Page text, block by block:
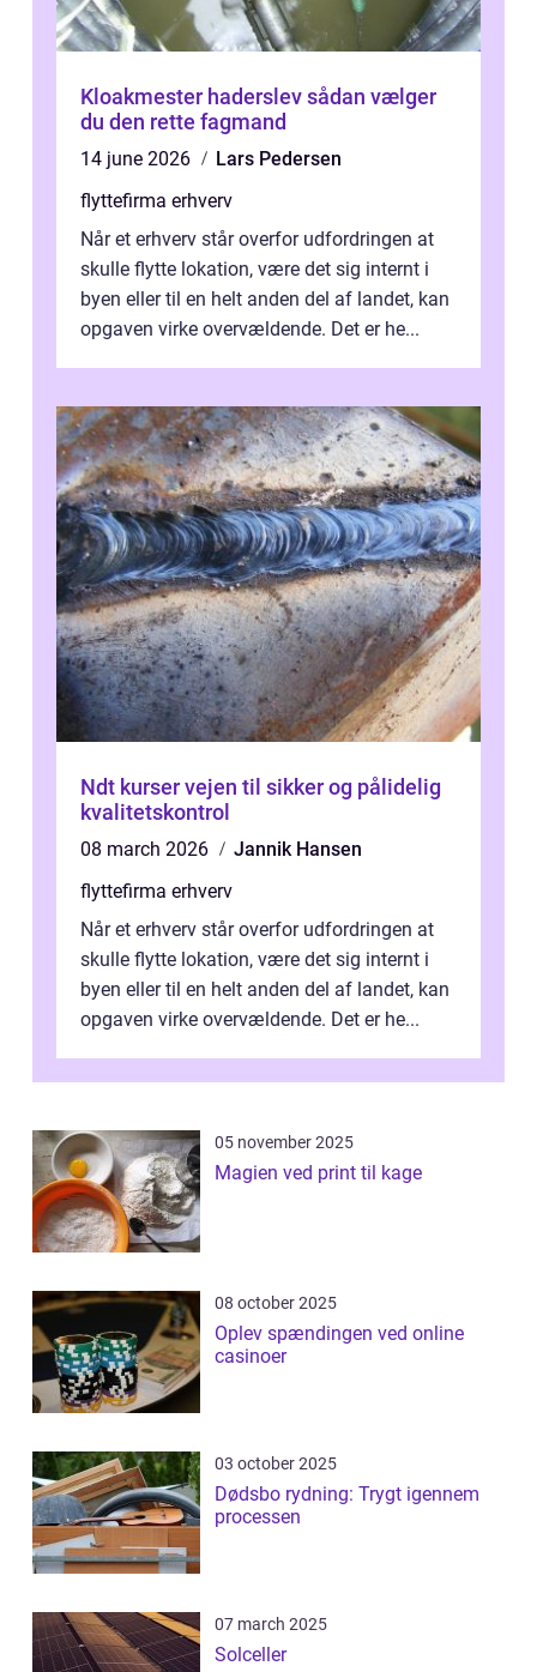
Kloakmester haderslev sådan vælger
du den rette fagmand
14 june 2026
Lars Pedersen
flyttefirma erhverv
Når et erhverv står overfor udfordringen at
skulle flytte lokation, være det sig internt i
byen eller til en helt anden del af landet, kan
opgaven virke overvældende. Det er he...
Ndt kurser vejen til sikker og pålidelig
kvalitetskontrol
08 march 2026
Jannik Hansen
flyttefirma erhverv
Når et erhverv står overfor udfordringen at
skulle flytte lokation, være det sig internt i
byen eller til en helt anden del af landet, kan
opgaven virke overvældende. Det er he...
05 november 2025
Magien ved print til kage
08 october 2025
Oplev spændingen ved online
casinoer
03 october 2025
Dødsbo rydning: Trygt igennem
processen
07 march 2025
Solceller